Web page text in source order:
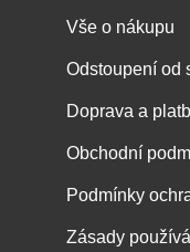
Vše o nákupu
Odstoupení od
Doprava a
Obchodní
Podmínky
Zásady